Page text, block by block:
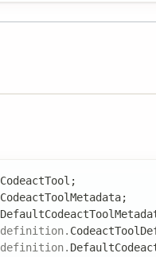
CodeactTool ;
CodeactToolMetadata;
definition.
definition.